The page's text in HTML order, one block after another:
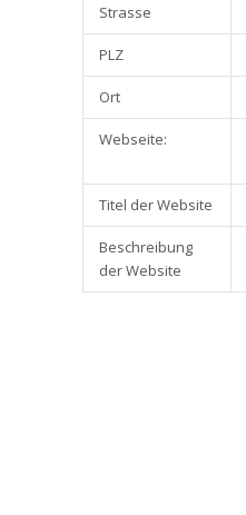
Strasse
PLZ
Ort
Webseite:
Titel der Website
Beschreibung
der Website